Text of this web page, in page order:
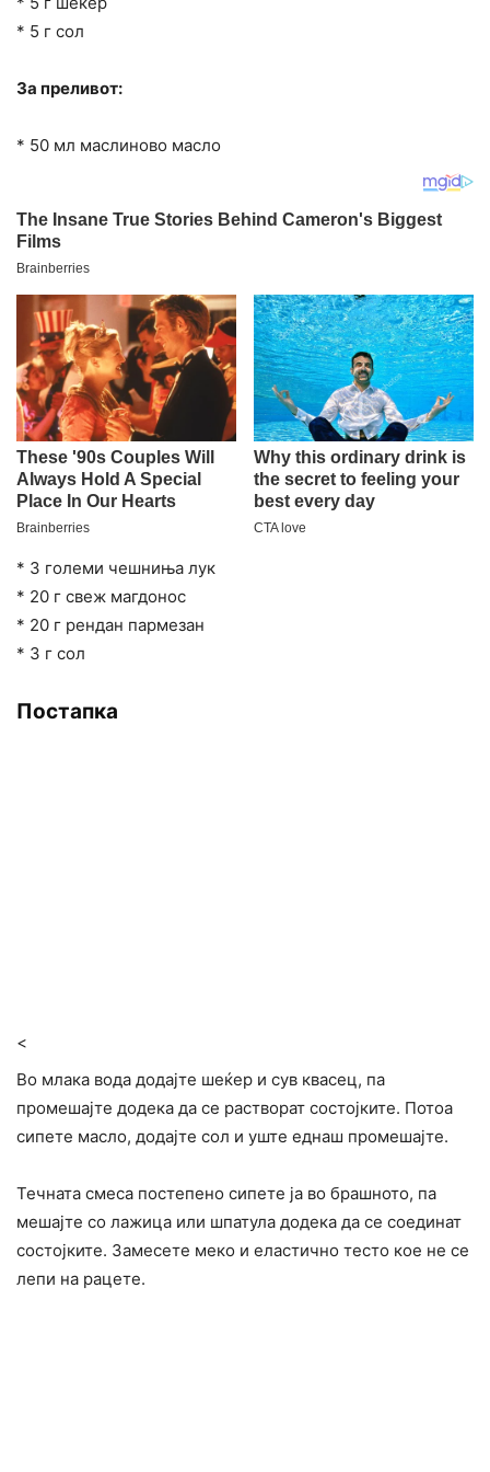
* 5 г сол
За преливот:
* 50 мл маслиново масло
* 3 големи чешниња лук
* 20 г свеж магдонос
* 20 г рендан пармезан
* 3 г сол
Постапка
<
Во млака вода додајте шеќер и сув квасец, па
промешајте додека да се растворат состојките. Потоа
сипете масло, додајте сол и уште еднаш промешајте.
Течната смеса постепено сипете ја во брашното, па
мешајте со лажица или шпатула додека да се соединат
состојките. Замесете меко и еластично тесто кое не се
лепи на рацете.